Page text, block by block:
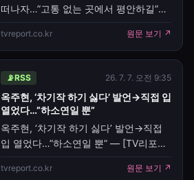
떠나자…”고통 없는 곳에서 평안하길”
[RE:스타] — [TV리포트=최민준 기자]
애니메이션 '짱구는 못말려'에서 짱구
엄마 봉미선 역의 목소리를 이어받은
성우 소연이 대장암 투병 끝에 별세한
선배 성우 고(故) 강희선을 향해 먹먹한
애도의 뜻을 전했다. 소연은 최근 자신의
계정을 통해 "선배님. 이제 더는 고통이
없는 곳
tvreport.co.kr 원문 보기 ↗
📡RSS 26. 7. 7. 오전 9:35
옥주현, ‘차기작 하기 싫다’ 발언→직접 입
열었다…”하소연일 뿐”
옥주현, ‘차기작 하기 싫다’ 발언→직접
입 열었다…”하소연일 뿐” — [TV리포트
=김진수 기자] 가수 겸 뮤지컬 배우
옥주현이 최근 불거진 '차기작' 발언에
tvreport.co.kr 원문 보기 ↗